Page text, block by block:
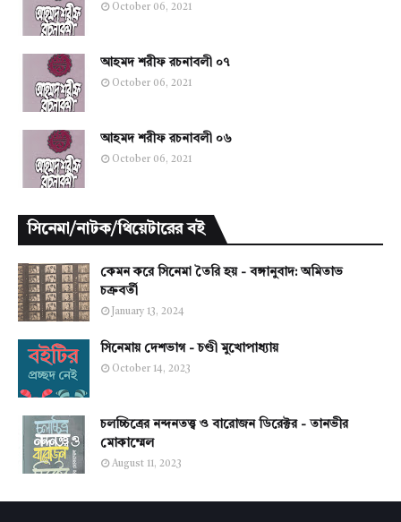
October 06, 2021
আহমদ শরীফ রচনাবলী ০৭
October 06, 2021
আহমদ শরীফ রচনাবলী ০৬
October 06, 2021
সিনেমা/নাটক/থিয়েটারের বই
কেমন করে সিনেমা তৈরি হয় - বঙ্গানুবাদ: অমিতাভ
চক্রবর্তী
January 13, 2024
সিনেমায় দেশভাগ - চণ্ডী মুখোপাধ্যায়
October 14, 2023
চলচ্চিত্রের নন্দনতত্ত্ব ও বারোজন ডিরেক্টর - তানভীর
মোকাম্মেল
August 11, 2023